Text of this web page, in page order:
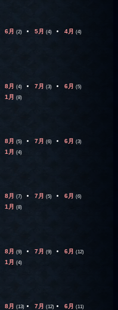
6月 (2) 5月 (4) 4月 (4)
8月 (4) 7月 (3) 6月 (5)
1月 (8)
8月 (5) 7月 (6) 6月 (3)
1月 (4)
8月 (7) 7月 (5) 6月 (6)
1月 (8)
8月 (9) 7月 (9) 6月 (12)
1月 (4)
8月 (13) 7月 (12) 6月 (11)